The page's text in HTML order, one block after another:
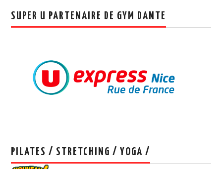
SUPER U PARTENAIRE DE GYM DANTE
PILATES / STRETCHING / YOGA /